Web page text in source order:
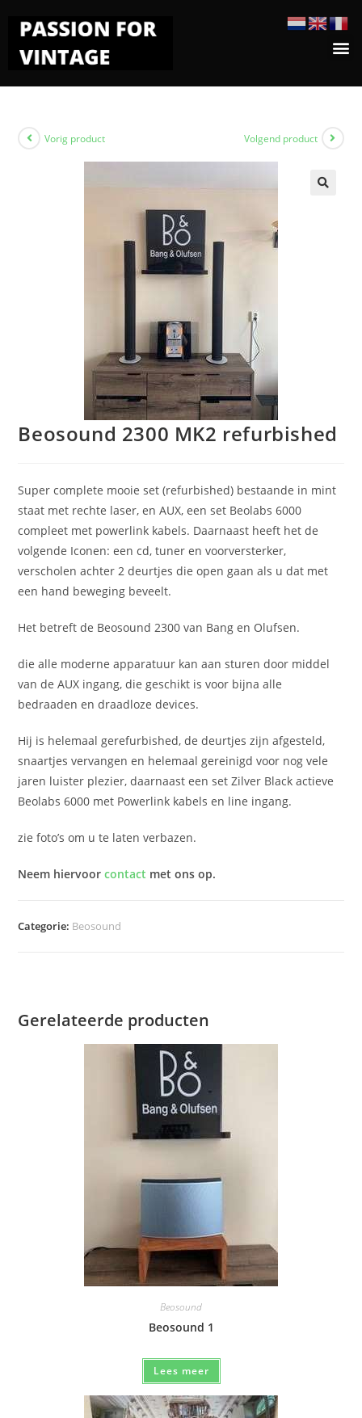
Vorig product Volgend product
Beosound 2300 MK2 refurbished
Super complete mooie set (refurbished) bestaande in mint
staat met rechte laser, en AUX, een set Beolabs 6000
compleet met powerlink kabels. Daarnaast heeft het de
volgende Iconen: een cd, tuner en voorversterker,
verscholen achter 2 deurtjes die open gaan als u dat met
een hand beweging beveelt.
Het betreft de Beosound 2300 van Bang en Olufsen.
die alle moderne apparatuur kan aan sturen door middel
van de AUX ingang, die geschikt is voor bijna alle
bedraaden en draadloze devices.
Hij is helemaal gerefurbished, de deurtjes zijn afgesteld,
snaartjes vervangen en helemaal gereinigd voor nog vele
jaren luister plezier, daarnaast een set Zilver Black actieve
Beolabs 6000 met Powerlink kabels en line ingang.
zie foto’s om u te laten verbazen.
Neem hiervoorcontact met ons op.
Categorie: Beosound
Gerelateerde producten
Beosound
Beosound 1
Lees meer